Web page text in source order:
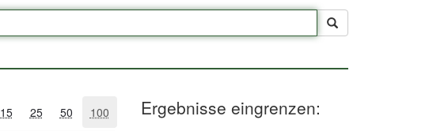
15 25 50 100 Ergebnisse eingrenzen: